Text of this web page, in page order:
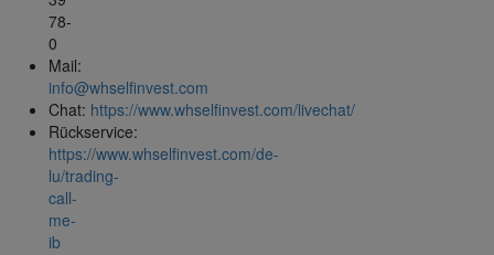
78-
0
Mail:
info@whselfinvest.com
Chat: https://www.whselfinvest.com/livechat/
Rückservice:
https://www.whselfinvest.com/de-
lu/trading-
call-
me-
ib